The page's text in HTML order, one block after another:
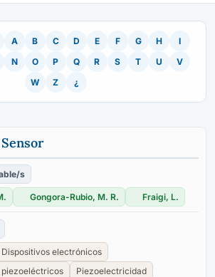
A B C D E F G H
I
N O P Q R S T U
V
W
Z ¿
s
Gongora-Rubio, M. R. Fraigi, L.
Dispositivos electrónicos
piezoeléctricos
Piezoelectricidad